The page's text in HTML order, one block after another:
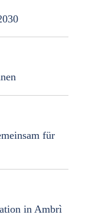
für
in Ambrì